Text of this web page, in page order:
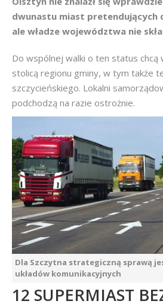
dwunastu miast pretendujących
ale władze województwa nie
Do wspólnej walki o ten status chcą
stolicą regionu gminy, w tym także
szczycieńskiego. Lokalni
podchodzą na razie ostrożnie.
Dla Szczytna strategiczną sprawą
układów komunikacyjnych
12 SUPERMIAST